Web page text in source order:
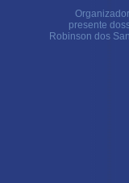
presente
Robinson dos